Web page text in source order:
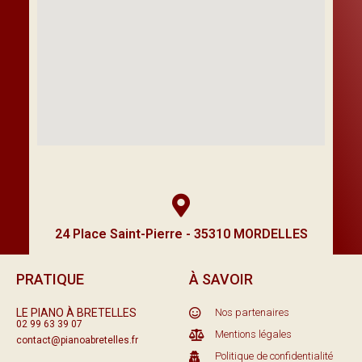
24 Place Saint-Pierre - 35310 MORDELLES
PRATIQUE
LE PIANO À BRETELLES
02 99 63 39 07
contact@pianoabretelles.fr
À SAVOIR
Nos partenaires
Mentions légales
Politique de confidentialité